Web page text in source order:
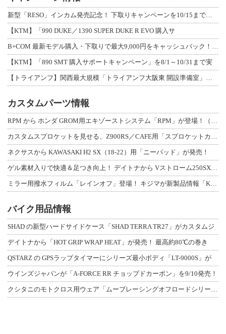
【KTM】「990 DUKE／1390 SUPER DUKE R EVO 購入サ
【KTM】「890 SMT 購入サポートキャンペーン」を8/1～10/31まで実
カスタムパーツ情報
ネクサスから KAWASAKI H2 SX（18-22）用「ニーパッド」が発売！
バイク用品情報
SHAD の新型ハードサイドケース「SHAD TERRA TR27」がカスタムジ
デイトナから「HOT GRIP WRAP HEAT」が発売！ 最高約80℃の巻き
QSTARZ の GPSラップタイマーにシリーズ最小ボディ「LT-9000S」が
ウインズジャパンが「A-FORCE RR チョップドカーボン」を9/10発売！